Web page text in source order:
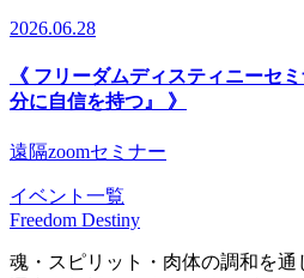
2026.06.28
《 フリーダムディスティニーセ
分に自信を持つ』 》
遠隔zoomセミナー
イベント一覧
Freedom Destiny
魂・スピリット・肉体の調和を通